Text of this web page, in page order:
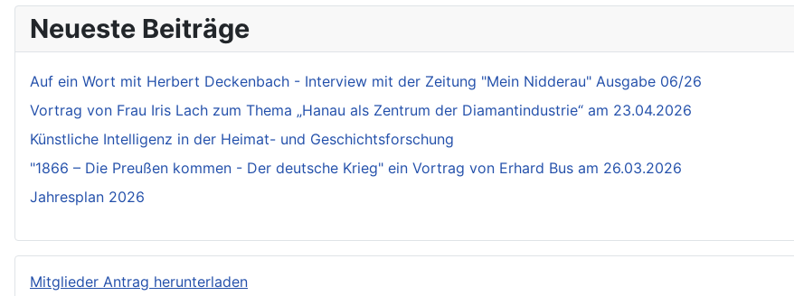
Neueste Beiträge
Auf ein Wort mit Herbert Deckenbach - Interview mit der Zeitung "Mein Nidderau" Ausgabe 06/26
Vortrag von Frau Iris Lach zum Thema „Hanau als Zentrum der Diamantindustrie“ am 23.04.2026
Künstliche Intelligenz in der Heimat- und Geschichtsforschung
"1866 – Die Preußen kommen - Der deutsche Krieg" ein Vortrag von Erhard Bus am 26.03.2026
Jahresplan 2026
Mitglieder Antrag herunterladen